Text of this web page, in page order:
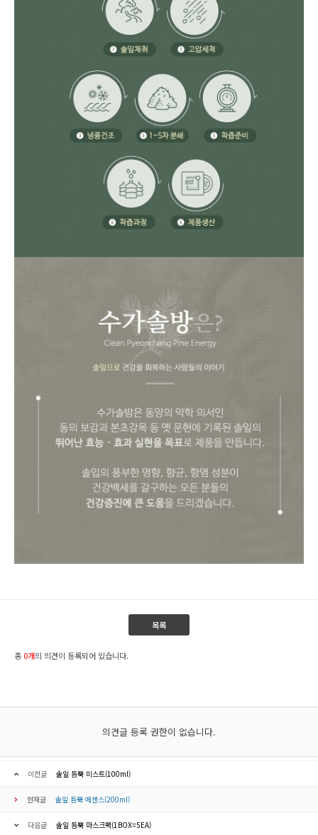
목록
총 0개의 의견이 등록되어 있습니다.
의견글 등록 권한이 없습니다.
이전글 솔잎 듬뿍 미스트(100ml)
현재글 솔잎 듬뿍 에센스(200ml)
다음글 솔잎 듬뿍 마스크팩(1BOX=5EA)